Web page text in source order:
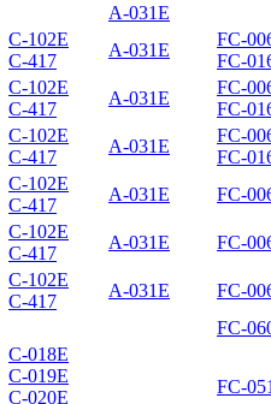
A-031E
C-102E
C-417
A-031E
FC-
FC-
C-102E
C-417
A-031E
FC-
FC-
C-102E
C-417
A-031E
FC-
FC-
C-102E
C-417
A-031E FC-
C-102E
C-417
A-031E FC-
C-102E
C-417
A-031E FC-
FC-
C-018E
C-019E
C-020E
FC-